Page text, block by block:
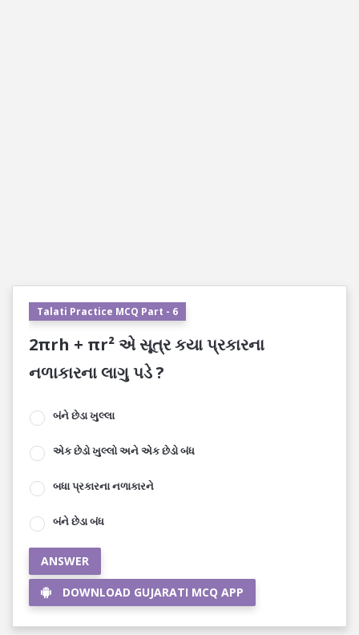
Talati Practice MCQ Part - 6
2πrh + πr² એ સૂત્ર કયા પ્રકારના
નળાકારના લાગુ પડે ?
બંને છેડા ખુલ્લા
એક છેડો ખુલ્લો અને એક છેડો બંધ
બધા પ્રકારના નળાકારને
બંને છેડા બંધ
ANSWER
DOWNLOAD GUJARATI MCQ APP